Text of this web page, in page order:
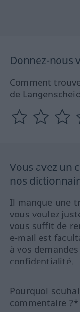
Donnez-nous
Comment
de
Vous avez un
nos
Il manque une
vous voulez
vous suffit de
e-mail est
à vos
confidentialité.
Pourquoi
commentaire ?*